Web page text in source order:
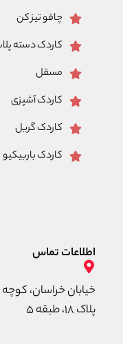
چاقو تیز کن
کاردک دسته
مسقل
کاردک آشپزی
کاردک گریل
کاردک باربیکیو
اطلاعات تماس
خیابان خراسان،
پلاک ۱۸، طبقه ۵